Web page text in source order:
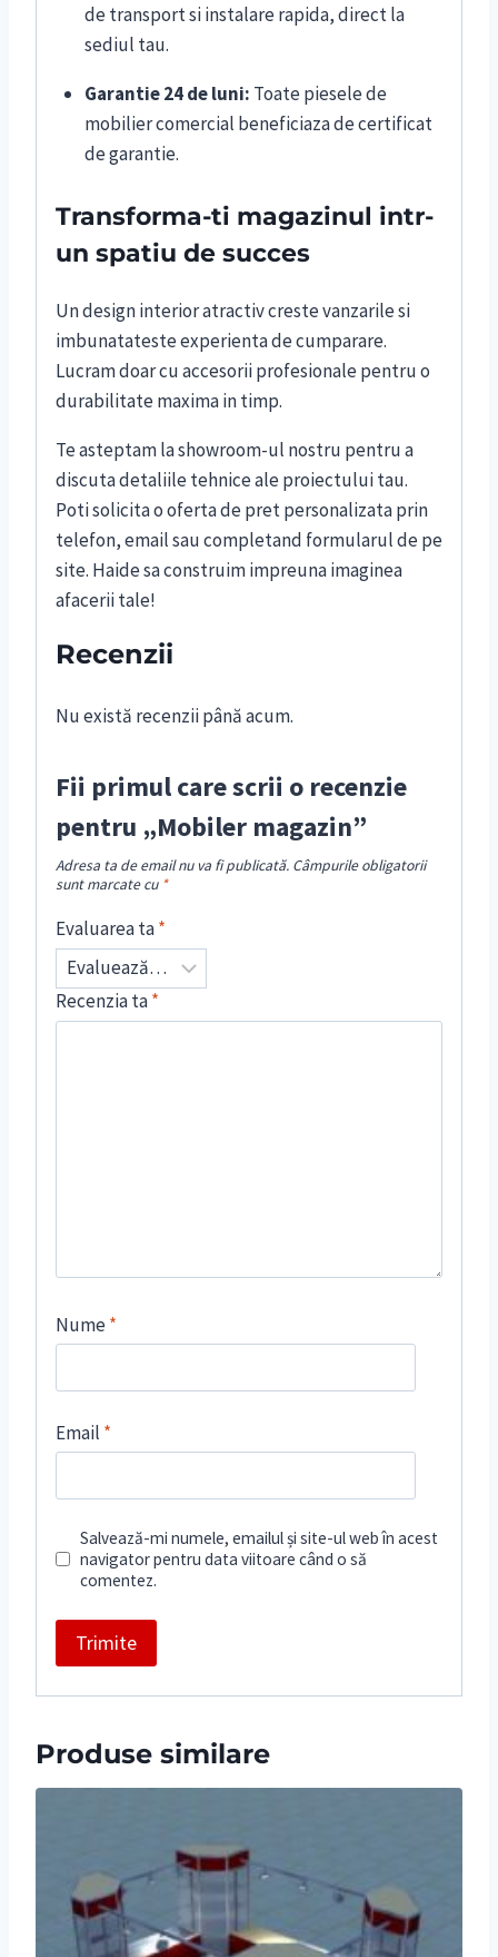
de transport si instalare rapida, direct la
sediul tau.
Garantie 24 de luni: Toate piesele de
mobilier comercial beneficiaza de certificat
de garantie.
Transforma-ti magazinul intr-
un spatiu de succes
Un design interior atractiv creste vanzarile si
imbunatateste experienta de cumparare.
Lucram doar cu accesorii profesionale pentru o
durabilitate maxima in timp.
Te asteptam la showroom-ul nostru pentru a
discuta detaliile tehnice ale proiectului tau.
Poti solicita o oferta de pret personalizata prin
telefon, email sau completand formularul de pe
site. Haide sa construim impreuna imaginea
afacerii tale!
Recenzii
Nu există recenzii până acum.
Fii primul care scrii o recenzie
pentru „Mobiler magazin”
Adresa ta de email nu va fi publicată. Câmpurile obligatorii
sunt marcate cu *
Evaluarea ta*
Recenzia ta*
Nume*
Email *
Salvează-mi numele, emailul și site-ul web în acest
navigator pentru data viitoare când o să
comentez.
Produse similare